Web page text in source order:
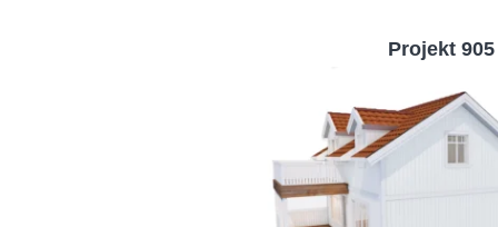
Projekt 905